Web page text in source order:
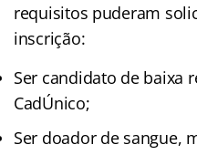
requisitos puderam
inscrição:
Ser candidato de baixa
CadÚnico;
Ser doador de sangue,